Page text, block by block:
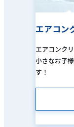
エアコン
エアコンク
小さなお子
す！